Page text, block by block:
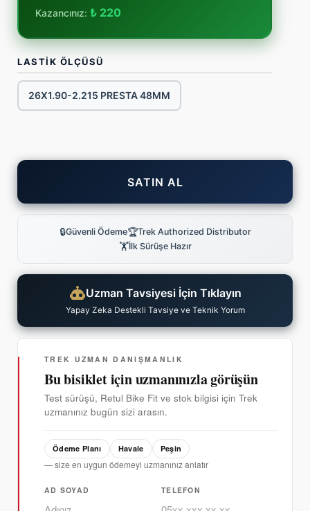
Kazancınız: ₺ 220
LASTİK ÖLÇÜSÜ
26X1.90-2.215 PRESTA 48MM
SATIN AL
🔒Güvenli Ödeme🏆Trek Authorized Distributor
🏋İlk Sürüşe Hazır
Uzman Tavsiyesi İçin Tıklayın
Yapay Zeka Destekli Tavsiye ve Teknik Yorum
TREK UZMAN DANIŞMANLIK
Bu bisiklet için uzmanınızla görüşün
Test sürüşü, Retul Bike Fit ve stok bilgisi için Trek
uzmanınız bugün sizi arasın.
Ödeme Planı Havale Peşin
— size en uygun ödemeyi uzmanınız anlatır
AD SOYAD TELEFON